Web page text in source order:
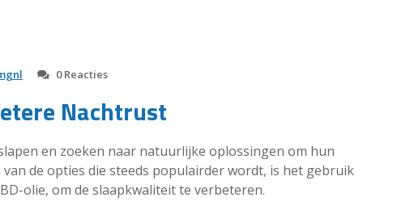
0 Reacties
Nachtrust
en zoeken naar natuurlijke oplossingen om hun
de opties die steeds populairder wordt, is het gebruik
olie, om de slaapkwaliteit te verbeteren.